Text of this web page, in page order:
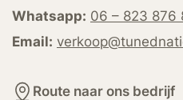
Whatsapp: 06 – 823 876
Email:
Route naar ons bedrijf